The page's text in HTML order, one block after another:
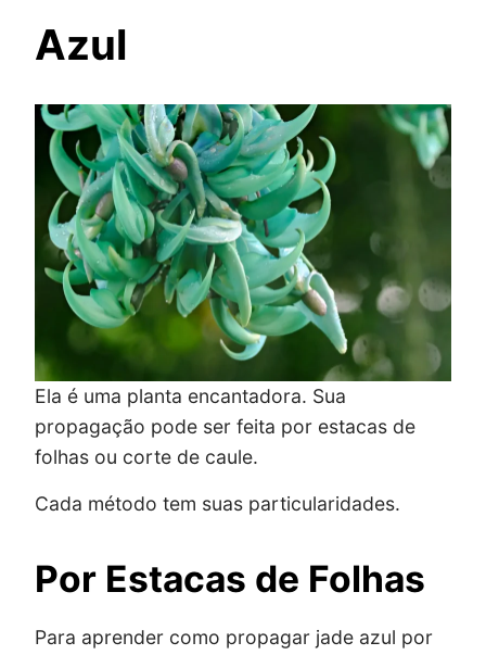
Azul
Ela é uma planta encantadora. Sua
propagação pode ser feita por estacas de
folhas ou corte de caule.
Cada método tem suas particularidades.
Por Estacas de Folhas
Para aprender como propagar jade azul por